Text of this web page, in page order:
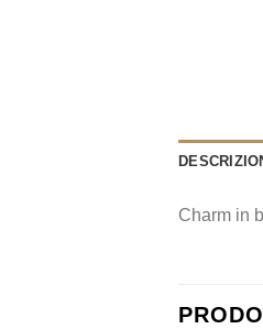
Charm in